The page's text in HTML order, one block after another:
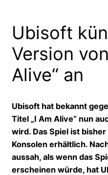
Ubisoft
Version
Alive“ an
Ubisoft hat bekannt
Titel „I Am Alive“ nun
wird. Das Spiel ist
Konsolen erhältlich.
aussah, als wenn das
erscheinen würde, hat